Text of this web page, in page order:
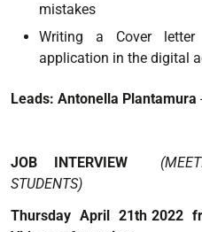
mistakes
Writing a Cover
application in the digital
Leads: Antonella Plantamura
JOB INTERVIEW
STUDENTS)
Thursday April 21th 2022